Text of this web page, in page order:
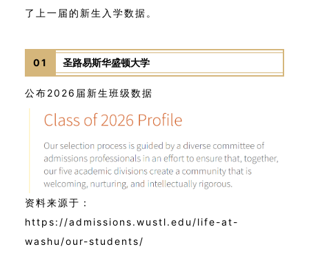
了上一届的新生入学数据。
01 圣路易斯华盛顿大学
公布2026届新生班级数据
资料来源于：
https://admissions.wustl.edu/life-at-
washu/our-students/